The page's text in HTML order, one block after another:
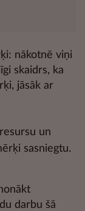
nākotnē viņi
skaidrs, ka
jāsāk ar
un
sasniegtu.
darbu šā